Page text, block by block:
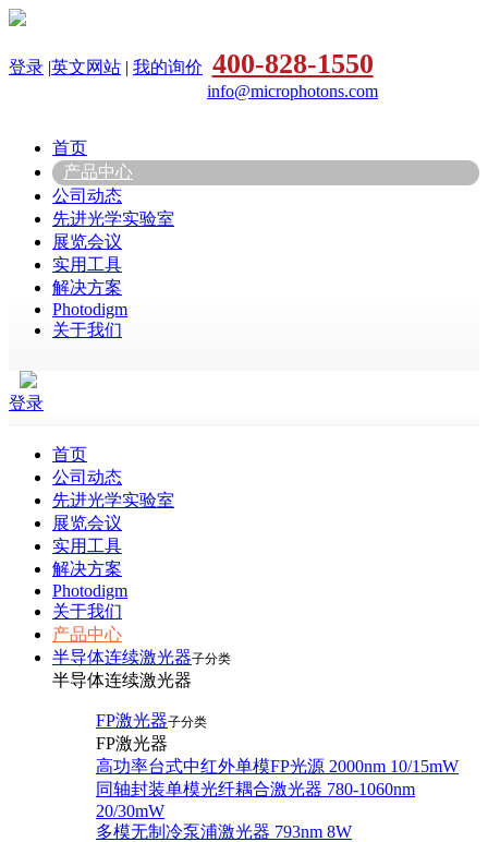
登录 |英文网站 | 我的询价 400-828-1550
info@microphotons.com
首页
产品中心
公司动态
先进光学实验室
展览会议
实用工具
解决方案
Photodigm
关于我们
登录
首页
公司动态
先进光学实验室
展览会议
实用工具
解决方案
Photodigm
关于我们
产品中心
半导体连续激光器子分类
半导体连续激光器
FP激光器子分类
FP激光器
高功率台式中红外单模FP光源 2000nm 10/15mW
同轴封装单模光纤耦合激光器 780-1060nm
20/30mW
多模无制冷泵浦激光器 793nm 8W